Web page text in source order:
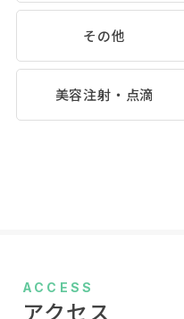
その他
美容注射・点滴
ACCESS
アクセス